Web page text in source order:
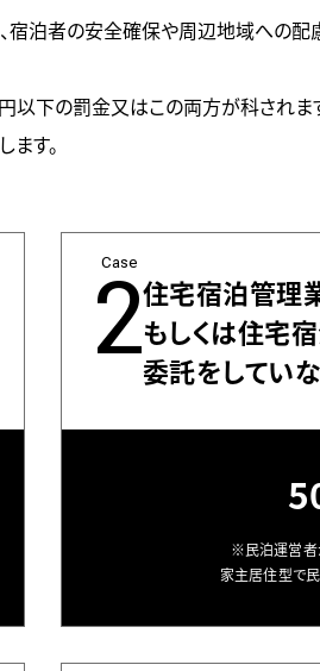
泊者の安全確保や周辺地域への
以下の罰金又はこの両方が科されま
す。
Case
2住宅宿泊管理
もしくは住宅
委託をしてい
※民泊運営者
家主居住型で